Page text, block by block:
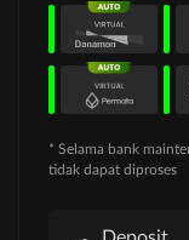
* Selama bank
tidak dapat diproses